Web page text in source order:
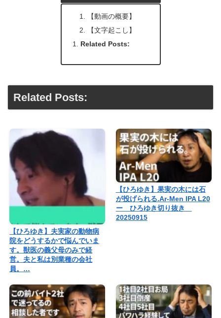
【動画の概要】
【文字起こし】
Related Posts:
Related Posts:
【ひろゆき】夫実家の動物病
院をどうするかで悩んでいま
す。獣医の義父母のみで経
営。夫と私は別業種の会社
員。…
【ひろゆき】果実の木には石
が投げられる.Ar-Men IPA L20
ー ひろゆき切り抜き
20250915